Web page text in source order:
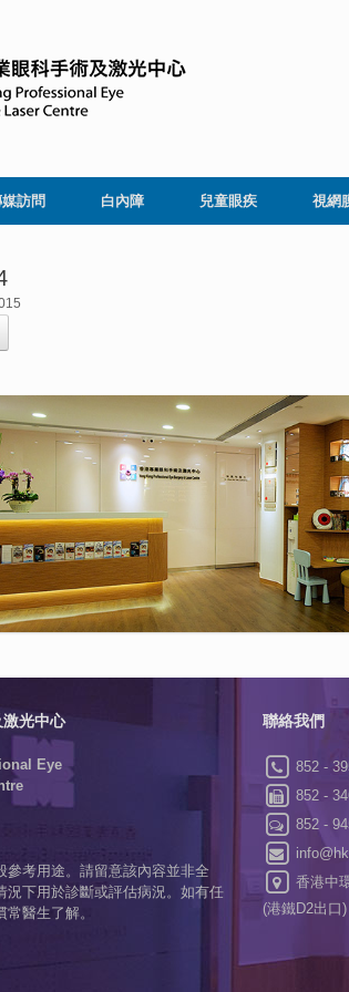
訪問 白內障 兒童眼疾 視網
光中心
Eye
參考用途。請留意該內容並非全
況下用於診斷或評估病況。如有任
醫生了解。
聯絡我們
852 -
852 -
852 -
香港中
(港鐵D2出口)